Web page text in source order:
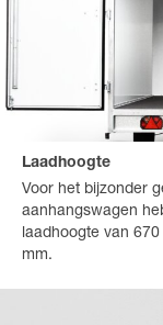
Laadhoogte
Voor het bijzonder
aanhangswagen
laadhoogte van
mm.